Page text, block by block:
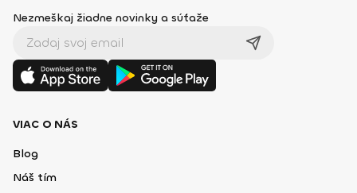
Nezmeškaj žiadne novinky a súťaže
VIAC O NÁS
Blog
Náš tím